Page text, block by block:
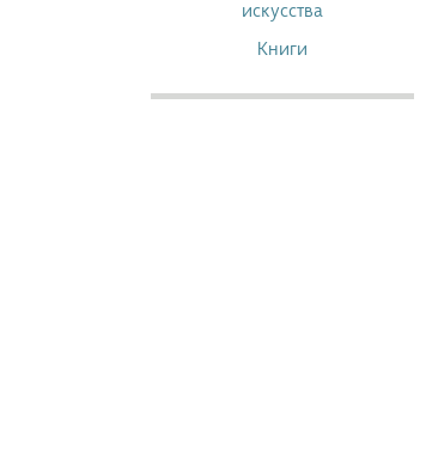
искусства
Книги